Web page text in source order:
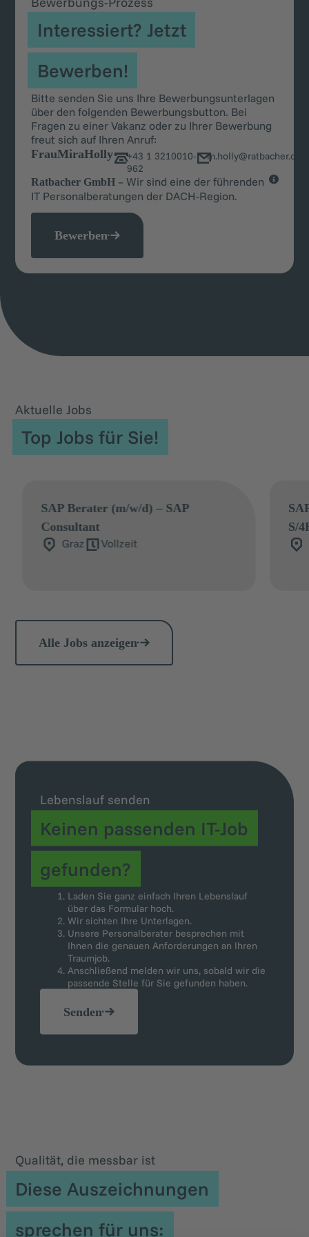
Interessiert? Jetzt
Bewerben!
Bitte senden Sie uns Ihre Bewerbungsunterlagen
über den folgenden Bewerbungsbutton. Bei
Fragen zu einer Vakanz oder zu Ihrer Bewerbung
freut sich auf Ihren Anruf:
FrauMiraHolly
+43 1 3210010-
962
m.holly@ratbacher.com
Ratbacher GmbH– Wir sind eine der führenden
IT Personalberatungen der DACH-Region.
Bewerben
Aktuelle Jobs
Top Jobs für Sie!
SAP Retail Berater (m/w/d) – SAP
S/4HANA Retail & CAR Consultant
Salzburg
Alle Jobs anzeigen
Lebenslauf senden
Keinen passenden IT-Job
gefunden?
Laden Sie ganz einfach Ihren Lebenslauf
über das Formular hoch.
Wir sichten Ihre Unterlagen.
Unsere Personalberater besprechen mit
Ihnen die genauen Anforderungen an Ihren
Traumjob.
Anschließend melden wir uns, sobald wir die
passende Stelle für Sie gefunden haben.
Senden
Qualität, die messbar ist
Diese Auszeichnungen
sprechen für uns: